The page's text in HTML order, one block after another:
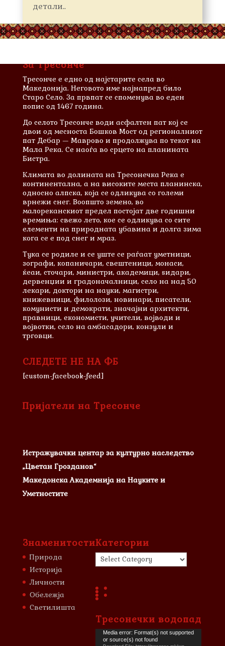
детали..
За Тресонче
Тресонче е едно од најстарите села во
Македонија. Неговото име најнапред било
Старо Село. За првпат се споменува во еден
попис од 1467 година.
До селото Тресонче води асфалтен пат кој се
двои од месноста Бошков Мост од регионалниот
пат Дебар — Маврово и продолжува по текот на
Мала Река. Се наоѓа во срцето на планината
Бистра.
Климата во долината на Тресонечка Река е
континентална, а на високите места планинска,
односно алпска, која се одликува со големи
врнежи снег. Воопшто земено, во
малореканскиот предел постојат две годишни
времиња: свежо лето, кое се одликува со сите
елементи на природната убавина и долга зима
кога се е под снег и мраз.
Тука се родиле и сe уште се раѓаат уметници,
зографи, копаничари, свештеници, монаси,
ќеаи, сточари, министри, академици, ѕидари,
дервенџии и градоначалници, село на над 50
лекари, доктори на науки, магистри,
книжевници, филолози, новинари, писатели,
комунисти и демократи, значајни архитекти,
правници, економисти, учители, војводи и
војвотки, село на амбасадори, конзули и
трговци.
СЛЕДЕТЕ НЕ НА ФБ
[custom-facebook-feed]
Пријатели на Тресонче
Истражувачки центар за културно наследство
„Цветан Грозданов“
Македонска Академнија на Науките и
Уметностите
Знаменитости
Природа
Историја
Личности
Обележја
Светилишта
Категории
Категории
Тресонечки водопад
Video
Player
Media error: Format(s) not supported
or source(s) not found